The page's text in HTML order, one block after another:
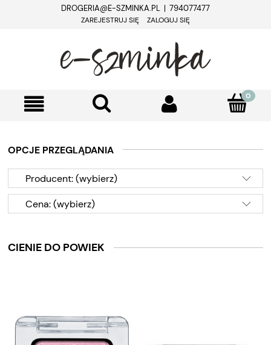
DROGERIA@E-SZMINKA.PL | 794077477
ZAREJESTRUJ SIĘ ZALOGUJ SIĘ
OPCJE PRZEGLĄDANIA
Producent: (wybierz)
Cena: (wybierz)
CIENIE DO POWIEK